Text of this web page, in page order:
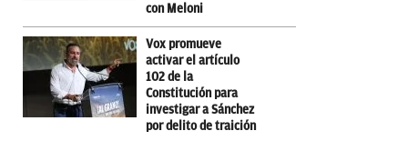
con Meloni
Vox promueve
activar el artículo
102 de la
Constitución para
investigar a Sánchez
por delito de traición